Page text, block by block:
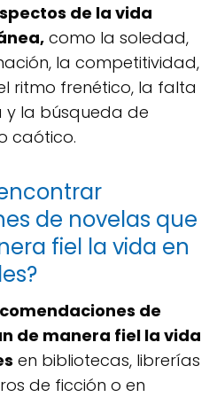
de la vida
como la soledad,
la competitividad,
ritmo frenético, la falta
y la búsqueda de
caótico.
de novelas que
fiel la vida en
de
de manera fiel la vida
en bibliotecas, librerías
de ficción o en